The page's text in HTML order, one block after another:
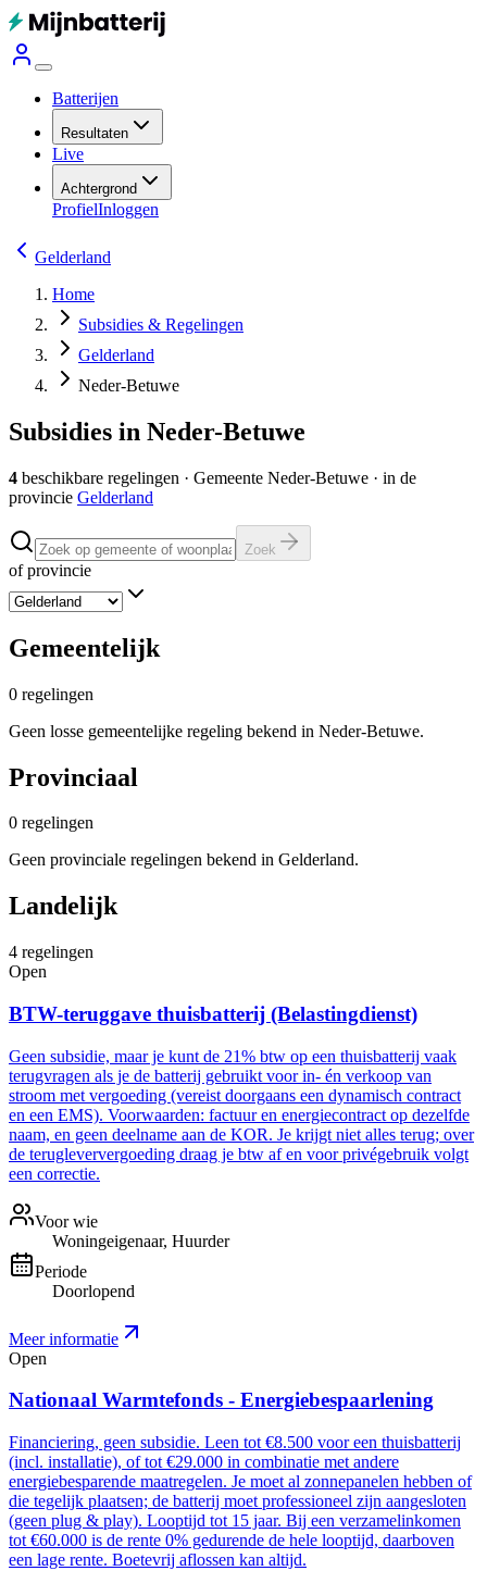
Batterijen
Resultaten
Live
Achtergrond
ProfielInloggen
Gelderland
Home
Subsidies & Regelingen
Gelderland
Neder-Betuwe
Subsidies in Neder-Betuwe
4 beschikbare regelingen · Gemeente Neder-Betuwe · in de
provincie Gelderland
Zoek
of provincie
Gemeentelijk
0 regelingen
Geen losse gemeentelijke regeling bekend in Neder-Betuwe.
Provinciaal
0 regelingen
Geen provinciale regelingen bekend in Gelderland.
Landelijk
4 regelingen
Open
BTW-teruggave thuisbatterij (Belastingdienst)
Geen subsidie, maar je kunt de 21% btw op een thuisbatterij vaak
terugvragen als je de batterij gebruikt voor in- én verkoop van
stroom met vergoeding (vereist doorgaans een dynamisch contract
en een EMS). Voorwaarden: factuur en energiecontract op dezelfde
naam, en geen deelname aan de KOR. Je krijgt niet alles terug; over
de terugleververgoeding draag je btw af en voor privégebruik volgt
een correctie.
Voor wie
Woningeigenaar, Huurder
Periode
Doorlopend
Meer informatie
Open
Nationaal Warmtefonds - Energiebespaarlening
Financiering, geen subsidie. Leen tot €8.500 voor een thuisbatterij
(incl. installatie), of tot €29.000 in combinatie met andere
energiebesparende maatregelen. Je moet al zonnepanelen hebben of
die tegelijk plaatsen; de batterij moet professioneel zijn aangesloten
(geen plug & play). Looptijd tot 15 jaar. Bij een verzamelinkomen
tot €60.000 is de rente 0% gedurende de hele looptijd, daarboven
een lage rente. Boetevrij aflossen kan altijd.